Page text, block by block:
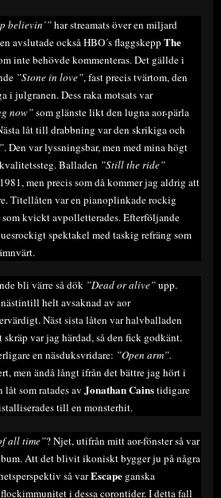
believin´”har streamats över en miljard
avslutade också HBO´s flaggskepp The
inte behövde kommenteras. Det gällde i
”Stone in love”, fast precis tvärtom, den
i julgranen. Dess raka motsats var
now”som glänste likt den lugna aor-pärla
låt till drabbning var den skrikiga och
. Den var lyssningsbar, men med mina högt
Balladen ”Still the ride”
men precis som då kommer jag aldrig att
Titellåten var en pianoplinkade rockig
kvickt avpolletterades. Efterföljande
spektakel med taskig refräng som
bli värre så dök ”Dead or alive”upp.
helt avsaknad av aor
Näst sista låten var halvballaden
skräp var jag härdad, så den fick godkänt.
en näsduksvridare: ”Open arm”.
men ändå långt ifrån det bättre jag hört i
som ratades av Jonathan Cainstidigare
till en monsterhit.
all time”? Njet, utifrån mitt aor-fönster så var
Att det blivit ikoniskt bygger ju på några
så varEscape ganska
i dessa corontider. I detta fall